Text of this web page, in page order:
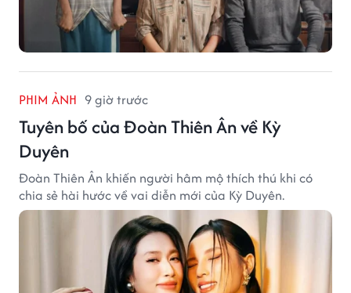
PHIM ẢNH 9 giờ trước
Tuyên bố của Đoàn Thiên Ân về Kỳ
Duyên
Đoàn Thiên Ân khiến người hâm mộ thích thú khi có
chia sẻ hài hước về vai diễn mới của Kỳ Duyên.